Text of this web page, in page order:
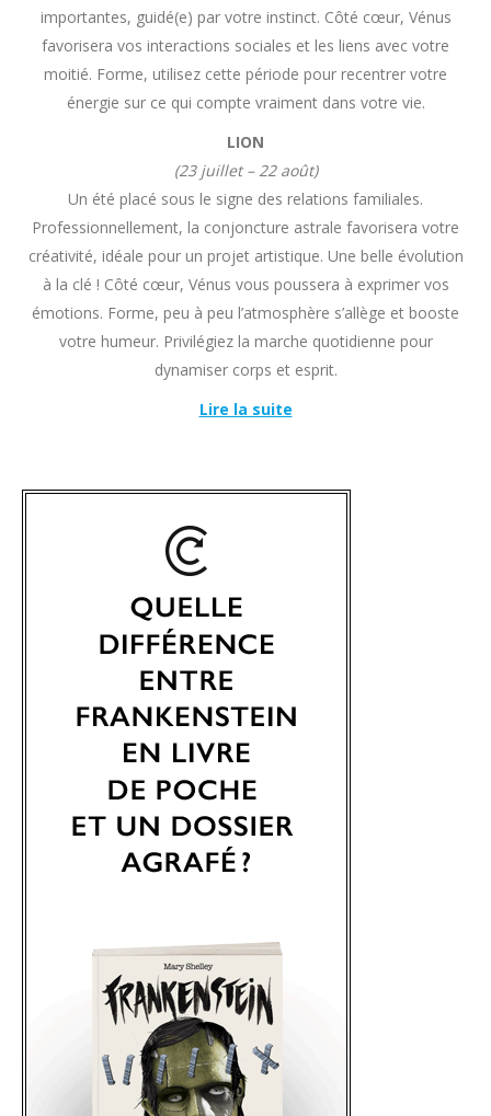
importantes, guidé(e) par votre instinct. Côté cœur, Vénus
favorisera vos interactions sociales et les liens avec votre
moitié. Forme, utilisez cette période pour recentrer votre
énergie sur ce qui compte vraiment dans votre vie.
LION
(23 juillet – 22 août)
Un été placé sous le signe des relations familiales.
Professionnellement, la conjoncture astrale favorisera votre
créativité, idéale pour un projet artistique. Une belle évolution
à la clé ! Côté cœur, Vénus vous poussera à exprimer vos
émotions. Forme, peu à peu l’atmosphère s’allège et booste
votre humeur. Privilégiez la marche quotidienne pour
dynamiser corps et esprit.
Lire la suite